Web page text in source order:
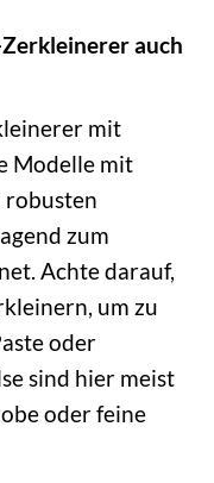
auch
mit
Modelle mit
robusten
zum
Achte darauf,
um zu
oder
sind hier meist
oder feine